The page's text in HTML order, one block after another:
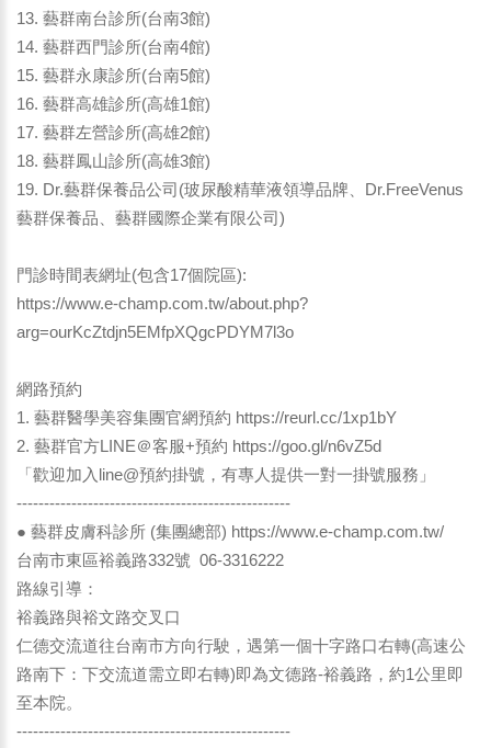
13. 藝群南台診所(台南3館)
14. 藝群西門診所(台南4館)
15. 藝群永康診所(台南5館)
16. 藝群高雄診所(高雄1館)
17. 藝群左營診所(高雄2館)
18. 藝群鳳山診所(高雄3館)
19. Dr.藝群保養品公司(玻尿酸精華液領導品牌、Dr.FreeVenus
藝群保養品、藝群國際企業有限公司)
門診時間表網址(包含17個院區):
https://www.e-champ.com.tw/about.php?
arg=ourKcZtdjn5EMfpXQgcPDYM7l3o
網路預約
1. 藝群醫學美容集團官網預約 https://reurl.cc/1xp1bY
2. 藝群官方LINE＠客服+預約 https://goo.gl/n6vZ5d
「歡迎加入line@預約掛號，有專人提供一對一掛號服務」
--------------------------------------------------
● 藝群皮膚科診所 (集團總部) https://www.e-champ.com.tw/
台南市東區裕義路332號 06-3316222
路線引導：
裕義路與裕文路交叉口
仁德交流道往台南市方向行駛，遇第一個十字路口右轉(高速公
路南下：下交流道需立即右轉)即為文德路-裕義路，約1公里即
至本院。
--------------------------------------------------